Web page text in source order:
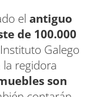
el antiguo
de 100.000
Galego
la regidora
son